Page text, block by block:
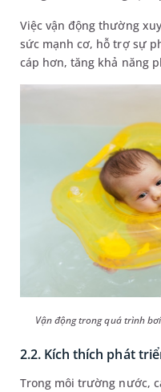
Việc vận động thường
sức mạnh cơ, hỗ trợ sự
cáp hơn, tăng khả năng
Vận động trong quá trình
2.2. Kích thích phát
Trong môi trường nước,